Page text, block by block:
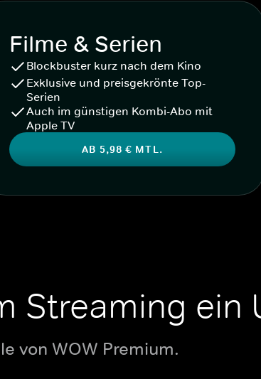
Filme & Serien
Blockbuster kurz nach dem Kino
Exklusive und preisgekrönte Top-
Serien
Auch im günstigen Kombi-Abo mit
Apple TV
AB 5,98 € MTL.
Streaming ein
von WOW Premium.